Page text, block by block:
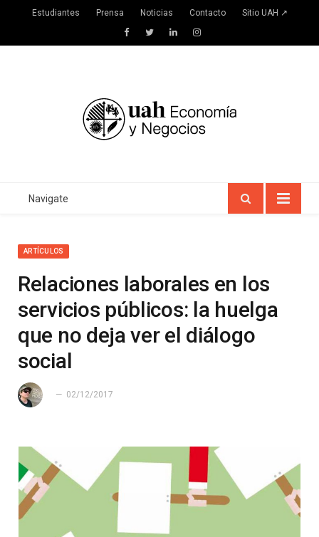
Estudiantes Prensa Noticias Contacto Sitio UAH ↗
FacebookTwitterLinkedInInstagram
Navigate
ARTÍCULOS
Relaciones laborales en los
servicios públicos: la huelga
que no deja ver el diálogo
social
02/12/2017